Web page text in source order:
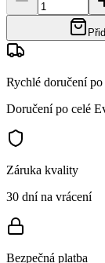
Rychlé doručení
Doručení po celé
Záruka kvality
30 dní na vrácení
Bezpečná platba